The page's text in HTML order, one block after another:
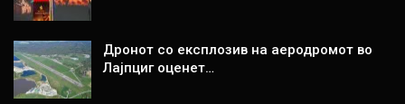
Дронот со експлозив на аеродромот во
Лајпциг оценет…